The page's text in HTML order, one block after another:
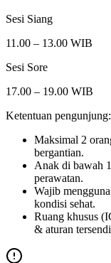
Sesi Siang
11.00 – 13.00 WIB
Sesi Sore
17.00 – 19.00 WIB
Ketentuan pengunjung:
Maksimal 2
bergantian.
Anak di bawah
perawatan.
Wajib
kondisi sehat.
Ruang khusus
& aturan